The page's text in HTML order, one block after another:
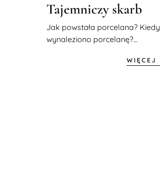
Tajemniczy skarb
Jak powstała porcelana? Kiedy
wynaleziono porcelanę?...
WIĘCEJ